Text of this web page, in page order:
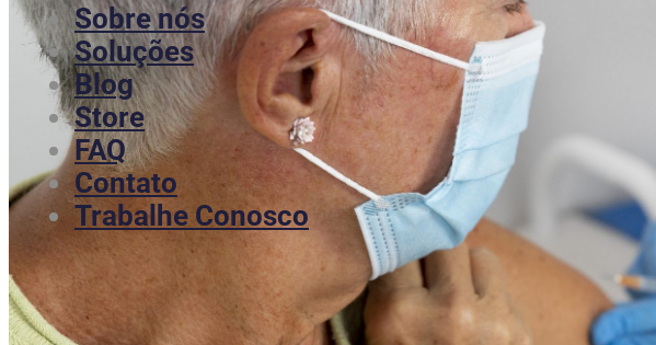
Sobre nós
Soluções
Blog
Store
FAQ
Contato
Trabalhe Conosco